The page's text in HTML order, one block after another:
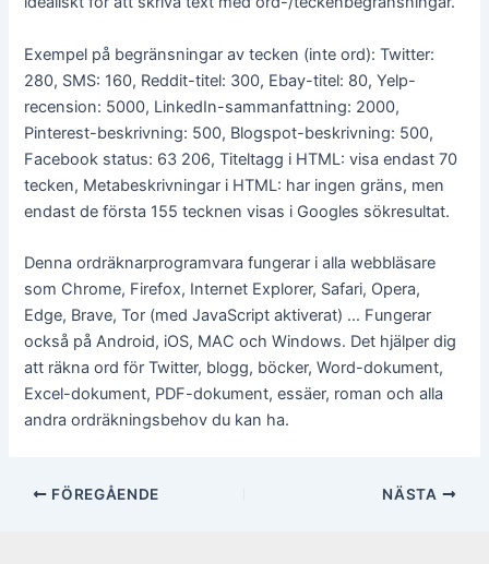
Exempel på begränsningar av tecken (inte ord): Twitter:
280, SMS: 160, Reddit-titel: 300, Ebay-titel: 80, Yelp-
recension: 5000, LinkedIn-sammanfattning: 2000,
Pinterest-beskrivning: 500, Blogspot-beskrivning: 500,
Facebook status: 63 206, Titeltagg i HTML: visa endast 70
tecken, Metabeskrivningar i HTML: har ingen gräns, men
endast de första 155 tecknen visas i Googles sökresultat.
Denna ordräknarprogramvara fungerar i alla webbläsare
som Chrome, Firefox, Internet Explorer, Safari, Opera,
Edge, Brave, Tor (med JavaScript aktiverat) … Fungerar
också på Android, iOS, MAC och Windows. Det hjälper dig
att räkna ord för Twitter, blogg, böcker, Word-dokument,
Excel-dokument, PDF-dokument, essäer, roman och alla
andra ordräkningsbehov du kan ha.
Inläggsnavigering
FÖREGÅENDE NÄSTA